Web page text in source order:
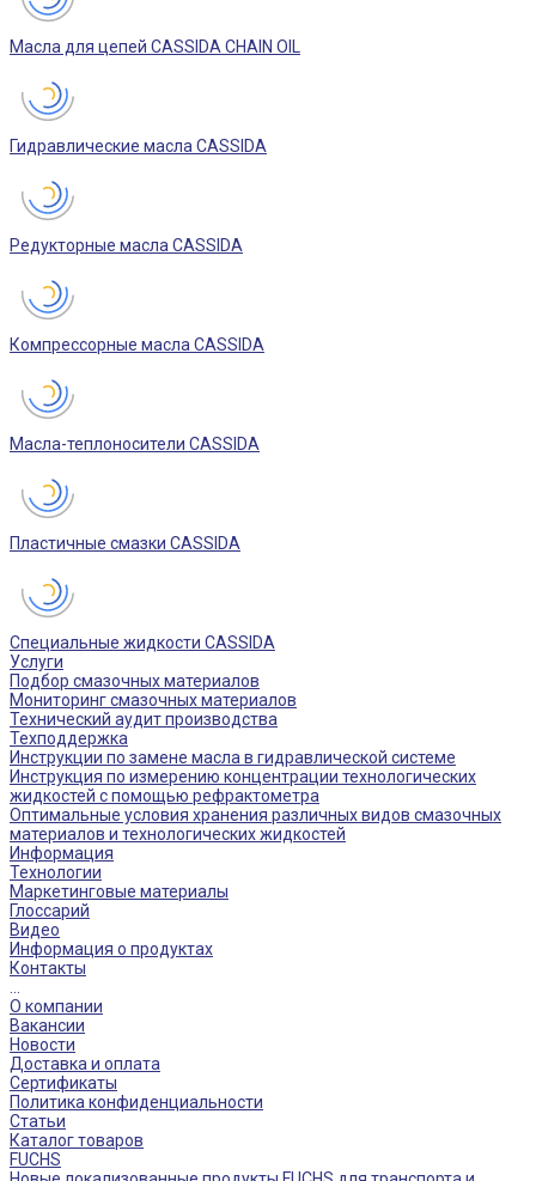
Масла для цепей CASSIDA CHAIN OIL
Гидравлические масла CASSIDA
Редукторные масла CASSIDA
Компрессорные масла CASSIDA
Масла-теплоносители CASSIDA
Пластичные смазки CASSIDA
Специальные жидкости CASSIDA
Услуги
Подбор смазочных материалов
Мониторинг смазочных материалов
Технический аудит производства
Техподдержка
Инструкции по замене масла в гидравлической системе
Инструкция по измерению концентрации технологических
жидкостей с помощью рефрактометра
Оптимальные условия хранения различных видов смазочных
материалов и технологических жидкостей
Информация
Технологии
Маркетинговые материалы
Глоссарий
Видео
Информация о продуктах
Контакты
О компании
Вакансии
Новости
Доставка и оплата
Сертификаты
Политика конфиденциальности
Статьи
Каталог товаров
FUCHS